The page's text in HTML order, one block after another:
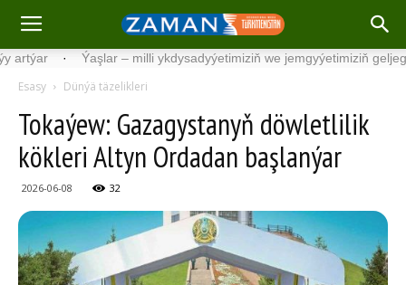
· Ýaşlar – milli ykdysadyýetimiziň we jemgyýetimiziň geljegi ·
Esasy Dünýä täzelikleri
Tokaýew: Gazagystanyň döwletlilik
kökleri Altyn Ordadan başlanýar
2026-06-08 32